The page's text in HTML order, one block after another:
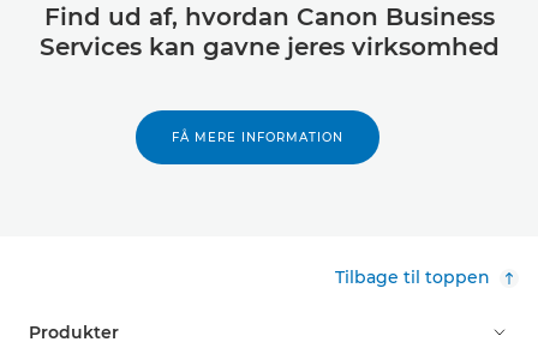
Find ud af, hvordan Canon Business
Services kan gavne jeres virksomhed
FÅ MERE INFORMATION
Tilbage til toppen
Produkter